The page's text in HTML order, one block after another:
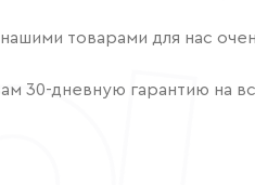
товарами для нас
30-дневную гарантию на